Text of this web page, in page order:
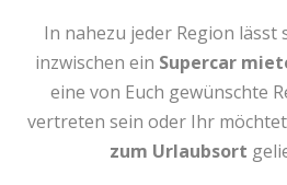
In nahezu jeder Region lässt
inzwischen ein Supercar
eine von Euch gewünschte
vertreten sein oder Ihr
zum Urlaubsort